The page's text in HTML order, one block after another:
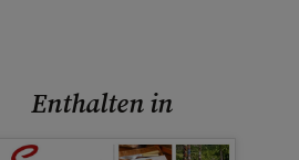
Enthalten in